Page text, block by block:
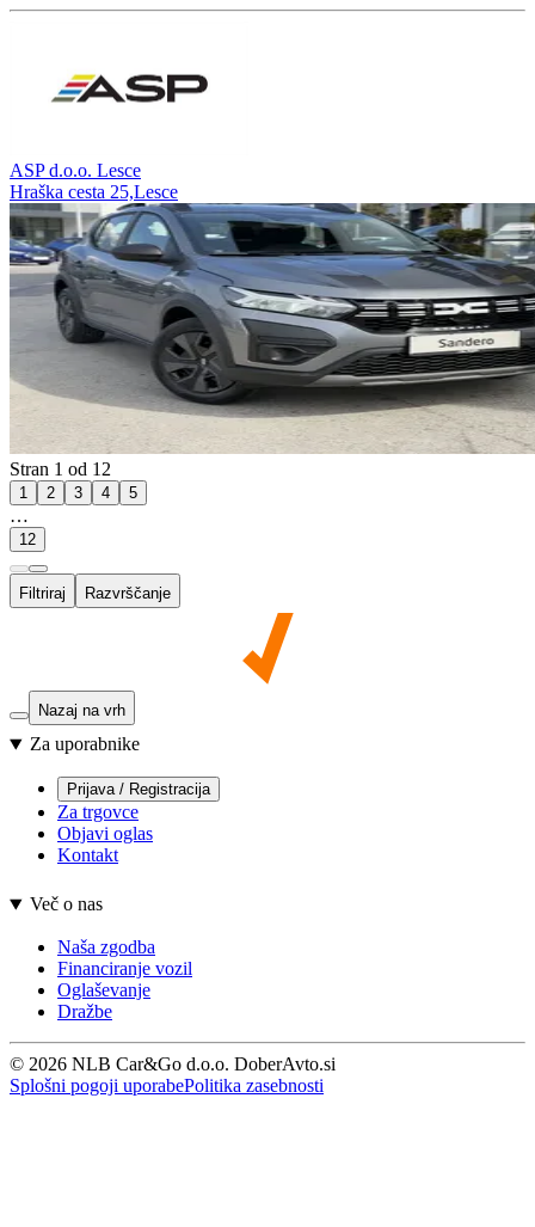
ASP d.o.o. Lesce
Hraška cesta 25,Lesce
Stran 1 od 12
1 2 3 4 5
…
12
Filtriraj Razvrščanje
Nazaj na vrh
Za uporabnike
Prijava / Registracija
Za trgovce
Objavi oglas
Kontakt
Več o nas
Naša zgodba
Financiranje vozil
Oglaševanje
Dražbe
© 2026 NLB Car&Go d.o.o. DoberAvto.si
Splošni pogoji uporabePolitika zasebnosti